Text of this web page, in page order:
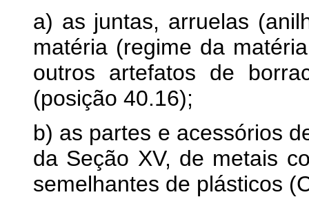
a) as juntas, arruelas
matéria (regime da
outros artefatos de
(posição 40.16);
b) as partes e acessórios
da Seção XV, de metais
semelhantes de plásticos